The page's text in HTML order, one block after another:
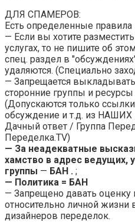
ДЛЯ СПАМЕРОВ:
Есть определенные правила
— Если вы хотите
услугах, то не пишите об
спец. раздел в
удаляются. (Специально
— Запрещается
сторонние группы и
(Допускаются только
обсуждение и т.д. из НАШИХ
Дачный ответ / Группа
Переделка.TV)
— За неадекватные
хамство в адрес ведущих,
группы — БАН . ;
— Политика = БАН
— Запрещено давать оценку
относительно личной жизни
дизайнеров переделок.